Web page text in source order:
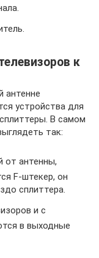
к
антенне
устройства для
В самом
так:
от антенны,
F-штекер, он
сплиттера.
и с
в выходные